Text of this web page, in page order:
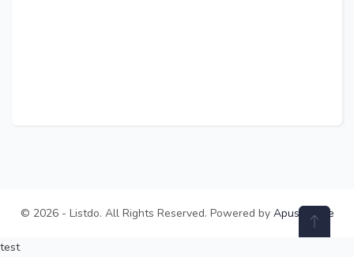
© 2026 - Listdo. All Rights Reserved. Powered by ApusTheme
test